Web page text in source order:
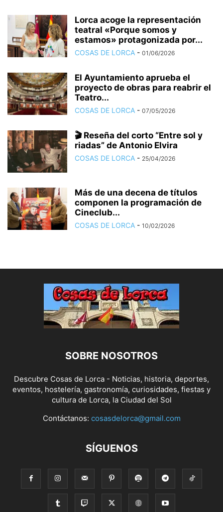
Lorca acoge la representación
teatral «Porque somos y
estamos» protagonizada por...
COSAS DE LORCA - 01/06/2026
El Ayuntamiento aprueba el
proyecto de obras para reabrir el
Teatro...
COSAS DE LORCA - 07/05/2026
🎬 Reseña del corto “Entre sol y
riadas” de Antonio Elvira
COSAS DE LORCA - 25/04/2026
Más de una decena de títulos
componen la programación de
Cineclub...
COSAS DE LORCA - 10/02/2026
SOBRE NOSOTROS
Descubre Cosas de Lorca - Noticias, historia, deportes,
eventos, hostelería, gastronomía, curiosidades, fiestas y
cultura de Lorca, la Ciudad del Sol
Contáctanos: cosasdelorca@gmail.com
SÍGUENOS